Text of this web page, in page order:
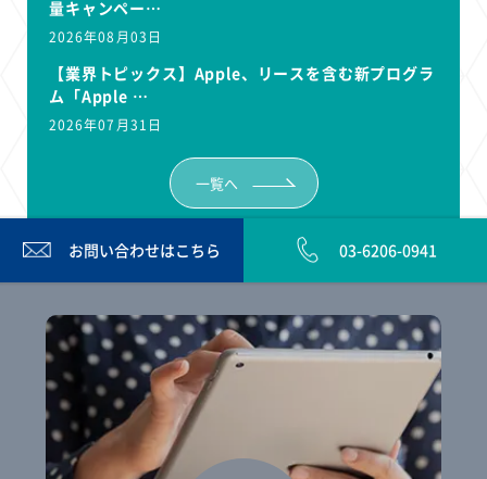
量キャンペー…
2026年08月03日
【業界トピックス】Apple、リースを含む新プログラ
ム「Apple …
2026年07月31日
一覧へ
お問い合わせはこちら 03-6206-0941